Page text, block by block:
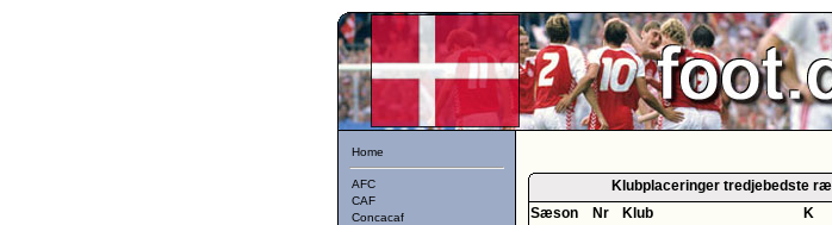
Home
AFC
CAF
Concacaf
Klubplaceringer tredjebedste
Sæson
Nr Klub K